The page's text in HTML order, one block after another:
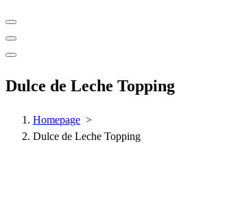
Dulce de Leche Topping
Homepage >
Dulce de Leche Topping